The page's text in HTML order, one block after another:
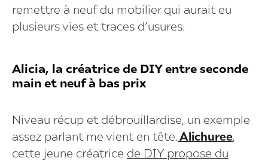
remettre à neuf du mobilier qui aurait eu
plusieurs vies et traces d’usures.
Alicia, la créatrice de DIY entre seconde
main et neuf à bas prix
Niveau récup et débrouillardise, un exemple
assez parlant me vient en tête. Alichuree,
cette jeune créatrice de DIY propose du